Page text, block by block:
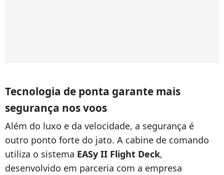
Tecnologia de ponta garante mais
segurança nos voos
Além do luxo e da velocidade, a segurança é
outro ponto forte do jato. A cabine de comando
utiliza o sistema EASy II Flight Deck,
desenvolvido em parceria com a empresa